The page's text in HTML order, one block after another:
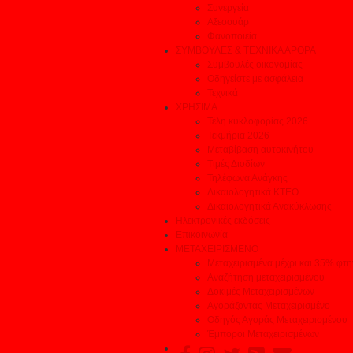
Συνεργεία
Αξεσουάρ
Φανοποιεία
ΣΥΜΒΟΥΛΕΣ & ΤΕΧΝΙΚΑ ΑΡΘΡΑ
Συμβουλές οικονομίας
Οδηγείστε με ασφάλεια
Τεχνικά
ΧΡΗΣΙΜΑ
Τέλη κυκλοφορίας 2026
Τεκμήρια 2026
Μεταβίβαση αυτοκινήτου
Τιμές Διοδίων
Τηλέφωνα Ανάγκης
Δικαιολογητικά ΚΤΕΟ
Δικαιολογητικά Ανακύκλωσης
Ηλεκτρονικές εκδόσεις
Επικοινωνία
ΜΕΤΑΧΕΙΡΙΣΜΕΝΟ
Μεταχειρισμένα μέχρι και 35%
Αναζήτηση μεταχειρισμένου
Δοκιμές Μεταχειρισμένων
Αγοράζοντας Μεταχειρισμένο
Οδηγός Αγοράς Μεταχειρισμένου
Έμποροι Μεταχειρισμένων